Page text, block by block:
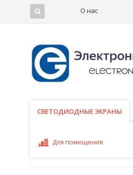
О нас
СВЕТОДИОДНЫЕ ЭКРАНЫ
СВЕТОДИОДНЫЕ ЭКРАНЫ
Для помещения